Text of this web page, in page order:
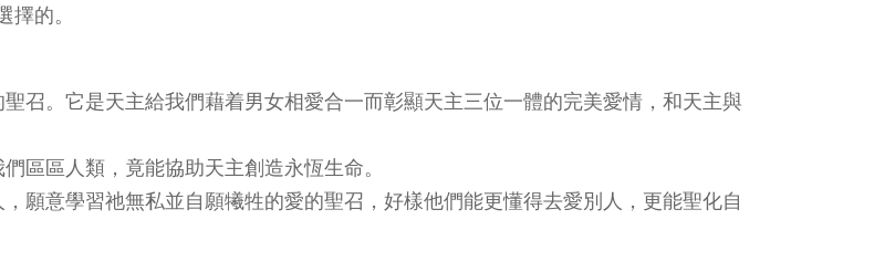
的。
召。它是天主給我們藉着男女相愛合一而彰顯天主三位一體的完美愛情，和天主與
區區人類，竟能協助天主創造永恆生命。
願意學習祂無私並自願犧牲的愛的聖召，好樣他們能更懂得去愛別人，更能聖化自